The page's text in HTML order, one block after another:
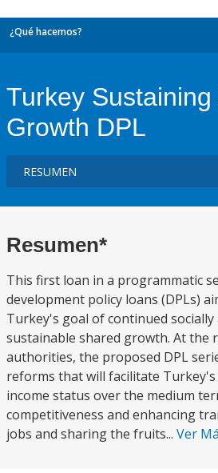
¿Qué hacemos?
Turkey Sustaining
Growth DPL
Resumen*
This first loan in a programmatic
development policy loans (DPLs)
Turkey's goal of continued
sustainable shared growth. At the
authorities, the proposed DPL
reforms that will facilitate
income status over the medium
competitiveness and enhancing
jobs and sharing the fruits... Ver